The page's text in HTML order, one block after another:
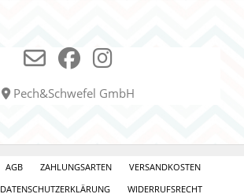
Pech&Schwefel GmbH
AGB ZAHLUNGSARTEN
VERSANDKOSTEN
DATENSCHUTZERKLÄRUNG WIDERRUFSRECHT